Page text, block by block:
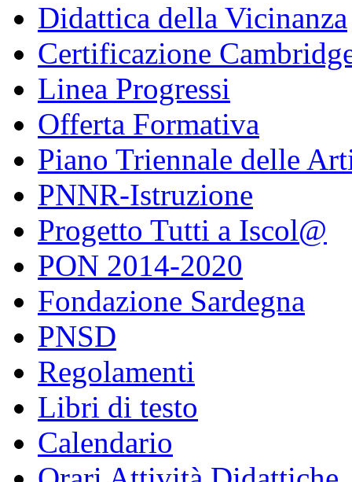
Didattica della Vicinanza
Certificazione
Linea Progressi
Offerta Formativa
Piano Triennale delle
PNNR-Istruzione
Progetto Tutti a Iscol@
PON 2014-2020
Fondazione Sardegna
PNSD
Regolamenti
Libri di testo
Calendario